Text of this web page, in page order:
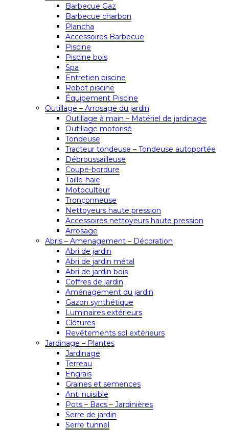
Barbecue Gaz
Barbecue charbon
Plancha
Accessoires Barbecue
Piscine
Piscine bois
Spa
Entretien piscine
Robot piscine
Équipement Piscine
Outillage – Arrosage du jardin
Outillage à main – Matériel de jardinage
Outillage motorisé
Tondeuse
Tracteur tondeuse – Tondeuse autoportée
Débroussailleuse
Coupe-bordure
Taille-haie
Motoculteur
Tronçonneuse
Nettoyeurs haute pression
Accessoires nettoyeurs haute pression
Arrosage
Abris – Amenagement – Décoration
Abri de jardin
Abri de jardin métal
Abri de jardin bois
Coffres de jardin
Aménagement du jardin
Gazon synthétique
Luminaires extérieurs
Clôtures
Revêtements sol extérieurs
Jardinage – Plantes
Jardinage
Terreau
Engrais
Graines et semences
Anti nuisible
Pots – Bacs – Jardinières
Serre de jardin
Serre tunnel